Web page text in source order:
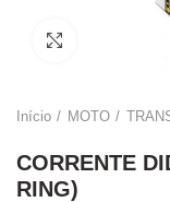
Início MOTO
CORRENTE
RING)